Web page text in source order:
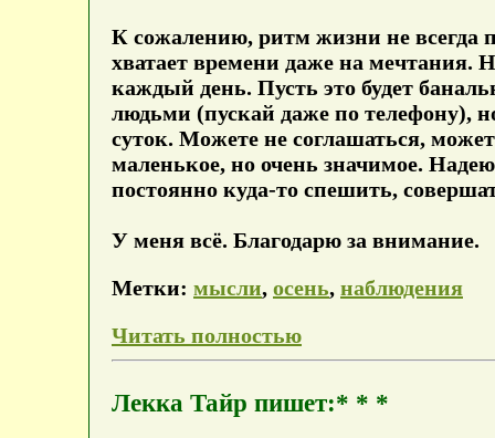
К сожалению, ритм жизни не всегда
хватает времени даже на мечтания.
каждый день. Пусть это будет
людьми (пускай даже по телефону),
суток. Можете не соглашаться,
маленькое, но очень значимое.
постоянно куда-то спешить,
У меня всё. Благодарю за внимание.
Метки: мысли, осень, наблюдения
Читать полностью
Лекка Тайр пишет:* * *